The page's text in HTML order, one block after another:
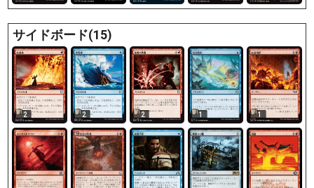
サイドボード(15)
2 2 2 1 1